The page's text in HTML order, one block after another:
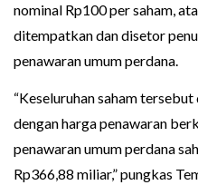
nominal Rp100 per saham,
ditempatkan dan disetor
penawaran umum perdana.
“Keseluruhan saham
dengan harga penawaran
penawaran umum perdana
Rp366,88 miliar,” pungkas